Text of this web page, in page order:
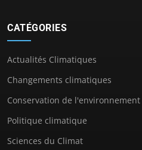
CATÉGORIES
Actualités Climatiques
Changements climatiques
Conservation de l'environnement
Politique climatique
Sciences du Climat